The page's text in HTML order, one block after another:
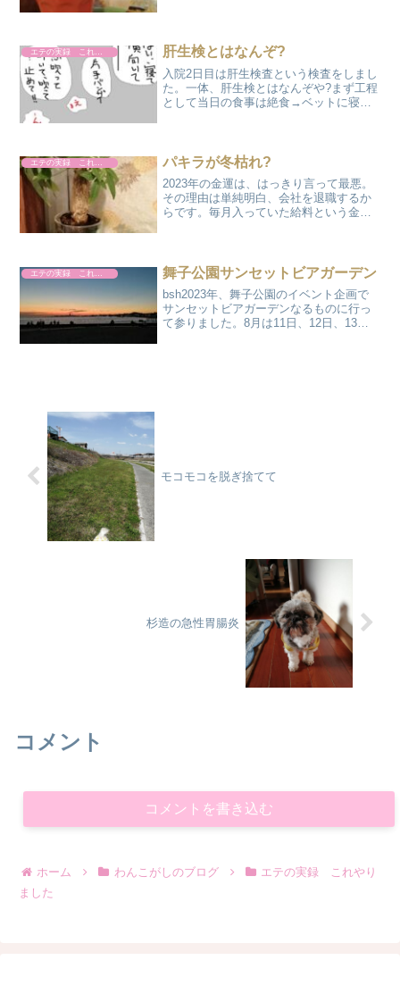
くの間は、さつまいもと一...
エテの実録 これやりました 肝生検とはなんぞ?
入院2日目は肝生検査という検査をしまし
た。一体、肝生検とはなんぞや?まず工程
として当日の食事は絶食→ベットに寝た
→組織を吸引採取...
エテの実録 これやりました パキラが冬枯れ?
2023年の金運は、はっきり言って最悪。
その理由は単純明白、会社を退職するか
らです。毎月入っていた給料という金運
の置物なるものを置...
舞子公園サンセットビアガーデン
bsh2023年、舞子公園のイベント企画で
サンセットビアガーデンなるものに行っ
て参りました。8月は11日、12日、13日
モコモコを脱ぎ捨てて
杉造の急性胃腸炎
コメント
コメントを書き込む
ホーム わんこがしのブログ
エテの実録 これやり
ました